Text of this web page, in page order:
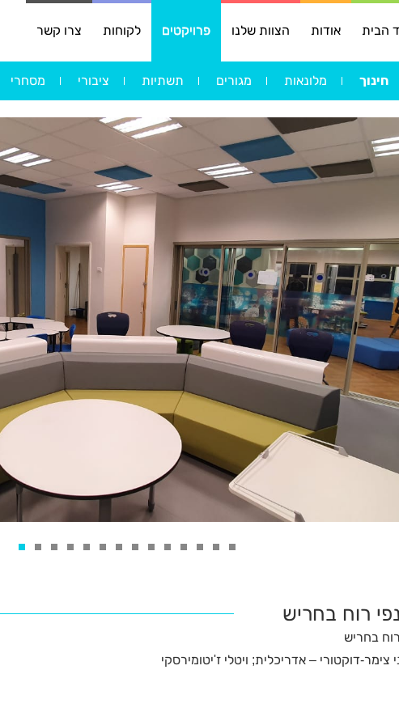
הבית אודות הצוות שלנו פרויקטים
חינוך מלונאות מגורים תשתיות ציבורי מסחרי
לקוחות צרו קשר
רוח בחריש
בחריש
צימר-דוקטורי – אדריכלית; ויטלי ז'יטומירסקי